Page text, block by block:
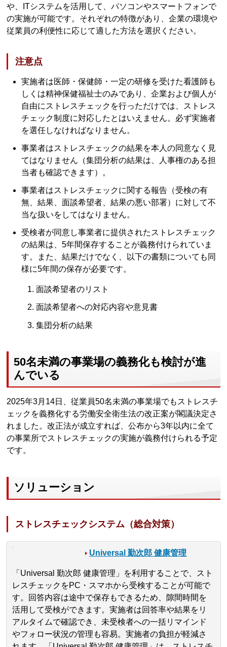
や、ITシステムを活用して、パソコンやスマートフォンで
の実施が可能です。それぞれの特徴があり、企業の環境や
従業員の利便性に応じて適した方法を選択ください。
注意点
実施者は医師・保健師・一定の研修を受けた看護師も
しくは精神保健福祉士のみであり、企業および個人が
自由にストレスチェックを行っただけでは、ストレス
チェック制度に対応したとはいえません。必ず実施者
を選任しなければなりません。
事業者はストレスチェックの結果を本人の同意なく見
てはなりません（集団分析の結果は、人事権のある担
当者も確認できます）。
事業者はストレスチェックに関する報告（受検の有
無、結果、面談希望者、結果の悪い部署）に対して不
当な扱いをしてはなりません。
受検者が同意し事業者に提供されたストレスチェック
の結果は、5年間保存することが義務付けられていま
す。また、結果だけでなく、以下の書類についても同
様に5年間の保存が必要です。
面談希望者のリスト
面談希望者への対応内容や意見書
集団分析の結果
50名未満の事業場の義務化も検討が進
んでいる
2025年3月14日、従業員50名未満の事業場でもストレスチ
ェックを義務化する労働安全衛生法の改正案が閣議決定さ
れました。改正法が成立すれば、公布から3年以内に全て
の事業所でストレスチェックの実施が義務付けられる予定
です。
ソリューション
ストレスチェックシステム（総合対策）
Universal 勤次郎 健康管理
「Universal 勤次郎 健康管理」を利用することで、スト
レスチェックをPC・スマホから受検することが可能で
す。回答内容は途中で保存もできるため、隙間時間を
活用して受検ができます。実施者は回答率や結果をリ
アルタイムで確認でき、未受検者への一括リマインド
やフォロー状況の管理も容易。実施者の負担が軽減さ